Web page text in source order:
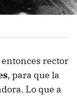
rector
, para que la
Lo que a